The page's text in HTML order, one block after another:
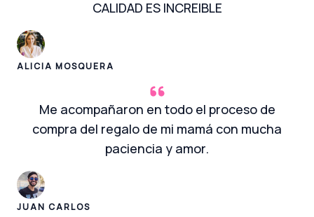
CALIDAD ES INCREIBLE
ALICIA MOSQUERA
Me acompañaron en todo el proceso de
compra del regalo de mi mamá con mucha
paciencia y amor.
JUAN CARLOS